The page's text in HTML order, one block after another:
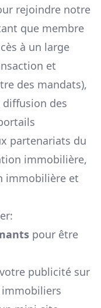
rejoindre notre
que membre
à un large
et
des mandats),
des
partenariats du
immobilière,
immobilière et
pour être
publicité sur